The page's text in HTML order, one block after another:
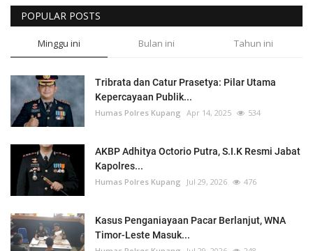
POPULAR POSTS
Minggu ini Bulan ini Tahun ini
Tribrata dan Catur Prasetya: Pilar Utama
Kepercayaan Publik...
Humas Polres Kupang Apr 14, 2025 534
AKBP Adhitya Octorio Putra, S.I.K Resmi Jabat
Kapolres...
Humas Polres Kupang Jul 29, 2026 476
Kasus Penganiayaan Pacar Berlanjut, WNA
Timor-Leste Masuk...